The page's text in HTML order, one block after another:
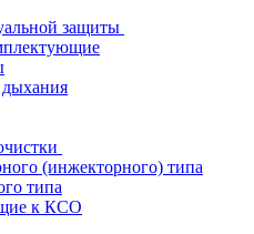
защиты
(инжекторного) типа
типа
к КСО